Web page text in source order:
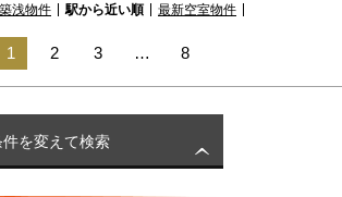
浅物件
駅から近い順 最新空室物件
1 2 3 … 8
件を変えて検索